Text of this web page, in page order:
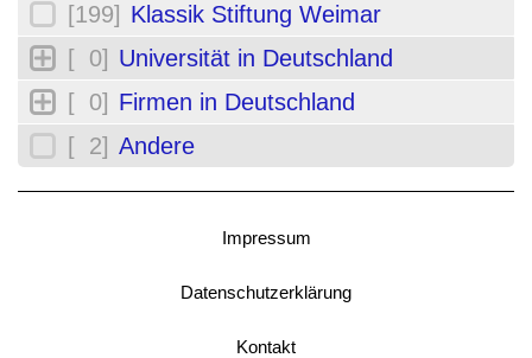
[199] Klassik Stiftung Weimar
[ 0] Universität in Deutschland
[ 0] Firmen in Deutschland
[ 2] Andere
Impressum
Datenschutzerklärung
Kontakt